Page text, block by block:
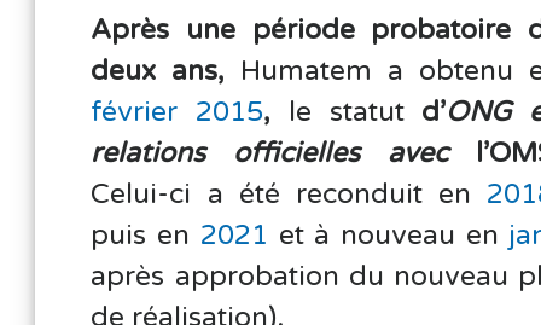
Après une période probatoire
deux ans, Humatem a obtenu
février 2015, le statutd’ONG
relations officielles avec
Celui-ci a été reconduit en
puis en 2021 et à nouveau en
après approbation du nouveau
de réalisation).